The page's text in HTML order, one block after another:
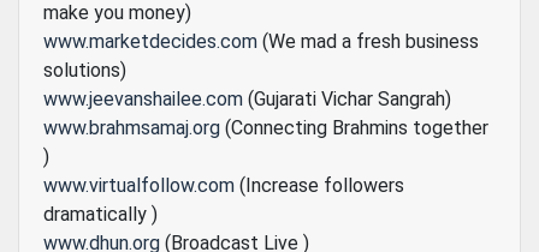
make you money)
www.marketdecides.com (We mad a fresh business
solutions)
www.jeevanshailee.com (Gujarati Vichar Sangrah)
www.brahmsamaj.org (Connecting Brahmins together
)
www.virtualfollow.com (Increase followers
dramatically )
www.dhun.org (Broadcast Live )